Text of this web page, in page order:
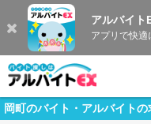
アルバイト
アプリで快適
岡町のバイト・アルバイトの